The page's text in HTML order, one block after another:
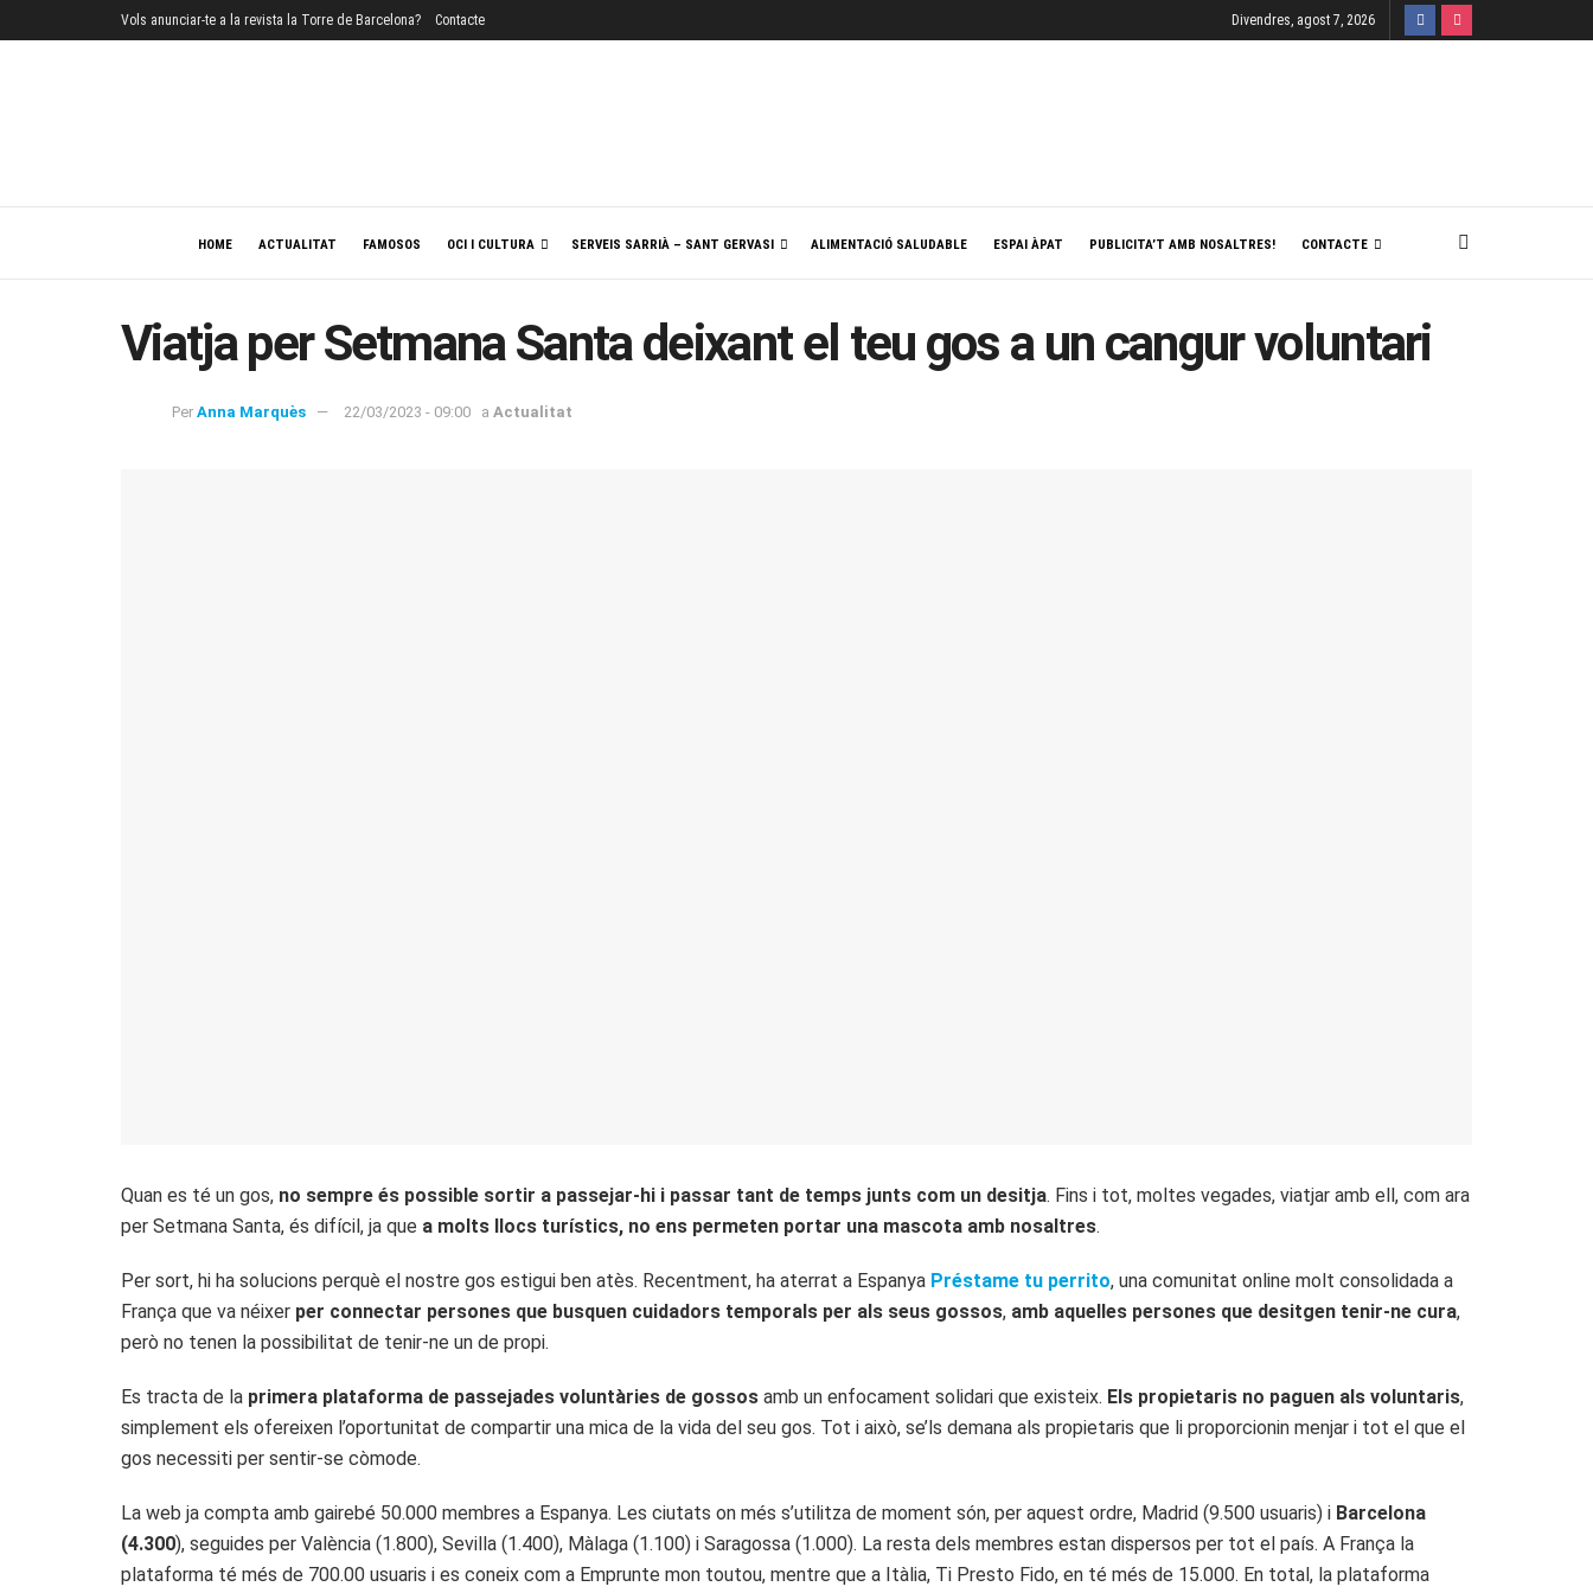
Vols anunciar-te a la revista la Torre de Barcelona? Contacte Divendres, agost 7, 2026
HOME ACTUALITAT FAMOSOS OCI I CULTURA SERVEIS SARRIÀ – SANT GERVASI ALIMENTACIÓ SALUDABLE ESPAI ÀPAT PUBLICITA’T AMB NOSALTRES! CONTACTE
Viatja per Setmana Santa deixant el teu gos a un cangur voluntari
Per Anna Marquès 22/03/2023 - 09:00 a Actualitat
Quan es té un gos, no sempre és possible sortir a passejar-hi i passar tant de temps junts com un desitja. Fins i tot, moltes vegades, viatjar amb ell, com ara
per Setmana Santa, és difícil, ja que a molts llocs turístics, no ens permeten portar una mascota amb nosaltres.
Per sort, hi ha solucions perquè el nostre gos estigui ben atès. Recentment, ha aterrat a Espanya Préstame tu perrito, una comunitat online molt consolidada a
França que va néixer per connectar persones que busquen cuidadors temporals per als seus gossos, amb aquelles persones que desitgen tenir-ne cura,
però no tenen la possibilitat de tenir-ne un de propi.
Es tracta de la primera plataforma de passejades voluntàries de gossos amb un enfocament solidari que existeix. Els propietaris no paguen als voluntaris,
simplement els ofereixen l’oportunitat de compartir una mica de la vida del seu gos. Tot i això, se’ls demana als propietaris que li proporcionin menjar i tot el que el
gos necessiti per sentir-se còmode.
La web ja compta amb gairebé 50.000 membres a Espanya. Les ciutats on més s’utilitza de moment són, per aquest ordre, Madrid (9.500 usuaris) i Barcelona
(4.300), seguides per València (1.800), Sevilla (1.400), Màlaga (1.100) i Saragossa (1.000). La resta dels membres estan dispersos per tot el país. A França la
plataforma té més de 700.00 usuaris i es coneix com a Emprunte mon toutou, mentre que a Itàlia, Ti Presto Fido, en té més de 15.000. En total, la plataforma